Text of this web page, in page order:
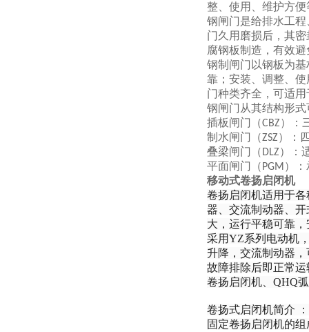
整、使用、维护方便
钢闸门是给排水工
门久用磨损后，其
腐钢板制造，有效
钢制闸门以钢板为
靠；安装、调整、
门种类齐全，可适
钢闸门从其结构形
插板闸门（CBZ）：
制水闸门（ZSZ）：
叠梁闸门（ DLZ）：
平面闸门（ PGM ）
移动式卷扬启闭机
卷扬启闭机适用于
器、交流制动器、
大，运行平稳可靠
采用YZ系列电动机
升降，交流制动器
故障排除后即正常
卷扬启闭机、QHQ
卷扬式启闭机简介 ：
固定卷扬启闭机的